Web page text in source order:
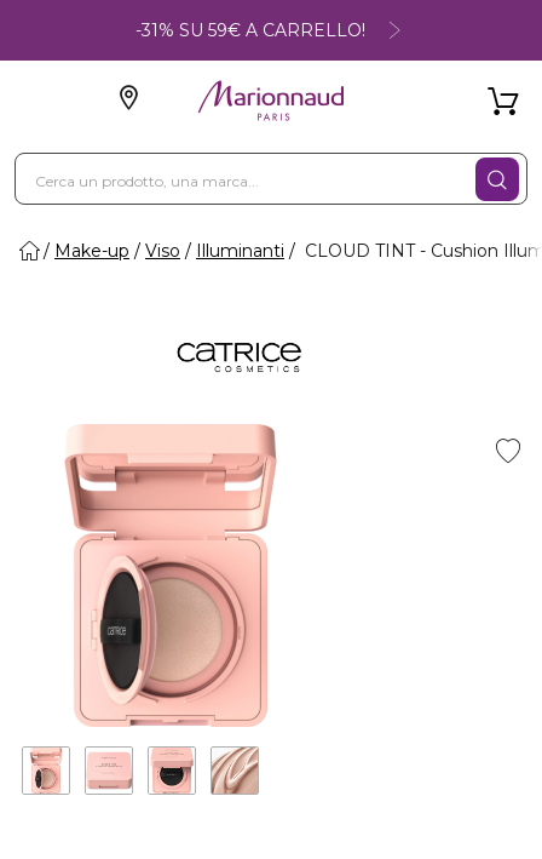
-31% SU 59€ A CARRELLO!
Make-up Viso Illuminanti CLOUD TINT - Cushion